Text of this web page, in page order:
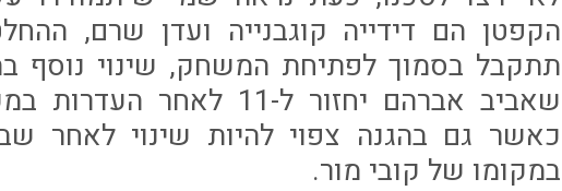
הקפטן הם דידייה קוגבנייה ועדן שרם,
תתקבל בסמוך לפתיחת המשחק, שינוי נוסף
שאביב אברהם יחזור ל-11
במקומו של קובי מור.